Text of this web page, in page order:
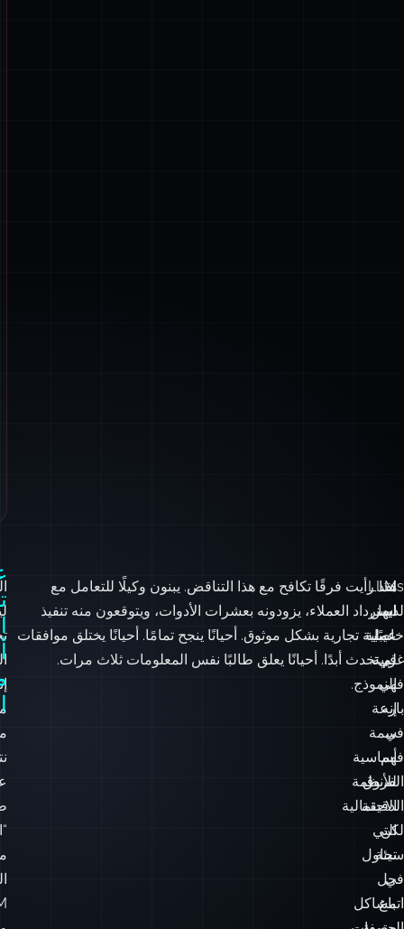
LLMs
لديها
خاصية
غريبة:
فهي
بارعة
في
فهم
الفروق
الدقيقة
لكن
هذا
ليس
في
النموذج.
إنه
سمة
أساسية
للأنظمة
الاحتمالية
لقد رأيت فرقًا تكافح مع هذا التناقض. يبنون وكيلًا للتعامل مع
استرداد العملاء، يزودونه بعشرات الأدوات، ويتوقعون منه تنفيذ
لم تحدث أبدًا. أحيانًا يعلق طالبًا نفس المعلومات ثلاث مرات.